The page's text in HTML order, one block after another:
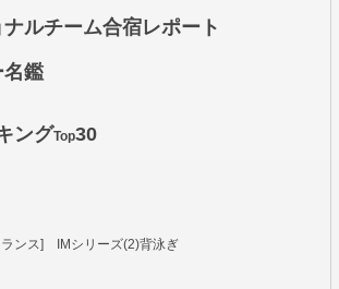
ルチーム合宿レポート
名鑑
ングTop30
ンス] IMシリーズ(2)背泳ぎ